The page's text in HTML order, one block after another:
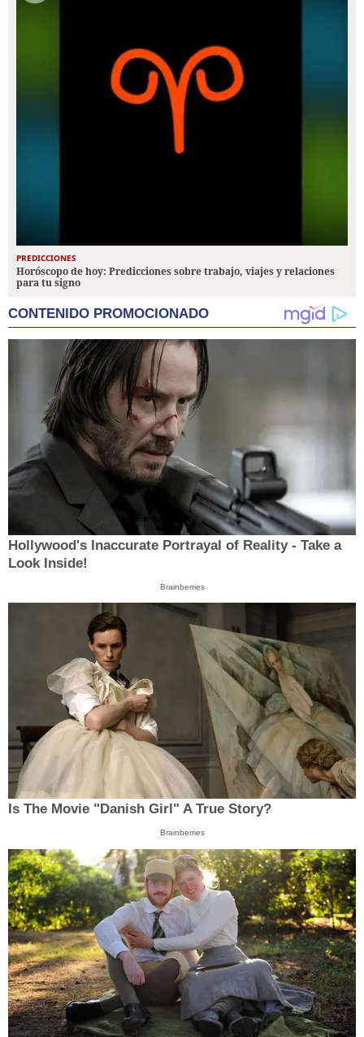
PREDICCIONES
Horóscopo de hoy: Predicciones sobre trabajo, viajes y relaciones
para tu signo
CONTENIDO PROMOCIONADO
Hollywood's Inaccurate Portrayal of Reality - Take a
Look Inside!
Brainberries
Is The Movie "Danish Girl" A True Story?
Brainberries